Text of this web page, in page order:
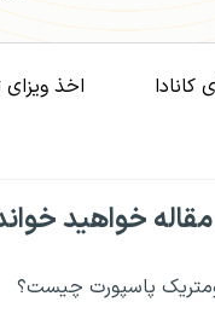
کانادا اخذ
خواهید
پاسپورت چیست؟